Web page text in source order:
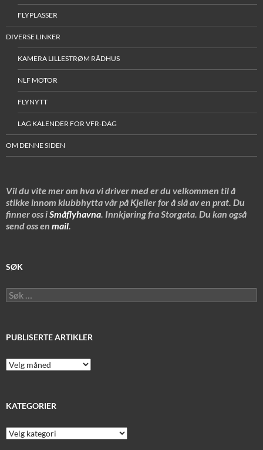
FLYPLASSER
DIVERSE LINKER
KAMERA LILLESTRØM RÅDHUS
NLF MOTOR
FLYNYTT
LAG KALENDER FOR VFR-DAG
OM DENNE SIDEN
Vil du vite mer om hva vi driver med er du velkommen til å
stikke innom klubbhytta vår på Kjeller for å slå av en prat. Du
finner oss iSmåflyhavna. Innkjøring fra Storgata. Du kan også
send oss en mail.
SØK
Søk
etter:
PUBLISERTE ARTIKLER
Publiserte
artikler
KATEGORIER
Kategorier